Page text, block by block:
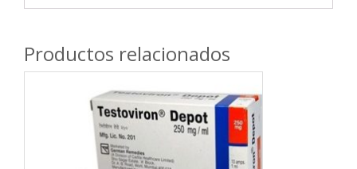
Productos relacionados